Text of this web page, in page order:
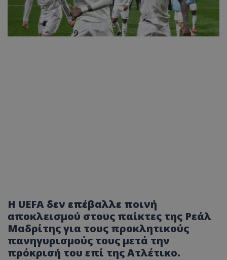
Η UEFΑ δεν επέβαλλε ποινή
αποκλεισμού στους παίκτες της Ρεάλ
Μαδρίτης για τους προκλητικούς
πανηγυρισμούς τους μετά την
πρόκρισή του επί της Ατλέτικο.